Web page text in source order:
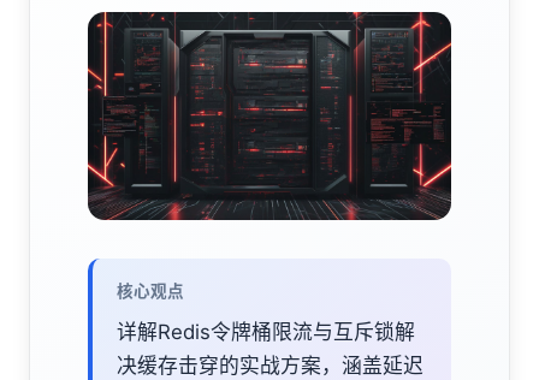
核心观点
详解Redis令牌桶限流与互斥锁解
决缓存击穿的实战方案，涵盖延迟